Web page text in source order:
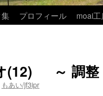
プロフィール moai
(12) ～ 調整
もあい/jf3ipr